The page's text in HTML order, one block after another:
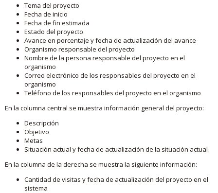
Tema del proyecto
Fecha de inicio
Fecha de fin estimada
Estado del proyecto
Avance en porcentaje y fecha de actualización del avance
Organismo responsable del proyecto
Nombre de la persona responsable del proyecto en el
organismo
Correo electrónico de los responsables del proyecto en el
organismo
Teléfono de los responsables del proyecto en el organismo
En la columna central se muestra información general del proyecto:
Descripción
Objetivo
Metas
Situación actual y fecha de actualización de la situación actual
En la columna de la derecha se muestra la siguiente información:
Cantidad de visitas y fecha de actualización del proyecto en el
sistema